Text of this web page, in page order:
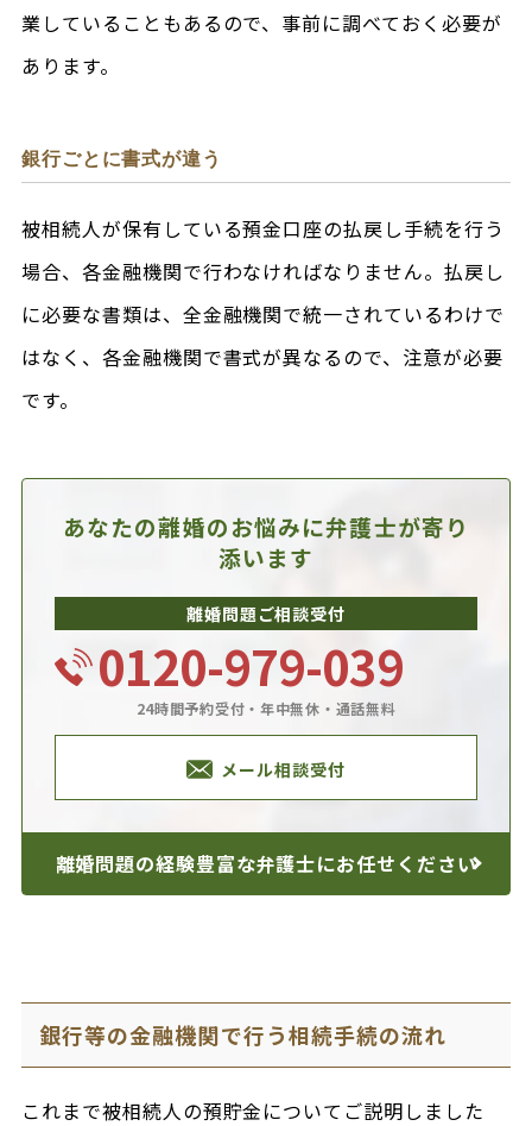
業していることもあるので、事前に調べておく必要が
あります。
銀行ごとに書式が違う
被相続人が保有している預金口座の払戻し手続を行う
場合、各金融機関で行わなければなりません。払戻し
に必要な書類は、全金融機関で統一されているわけで
はなく、各金融機関で書式が異なるので、注意が必要
です。
あなたの離婚のお悩みに弁護士が寄り
添います
離婚問題ご相談受付
0120-979-039
24時間予約受付・年中無休・通話無料
メール相談受付
離婚問題の経験豊富な弁護士にお任せください
銀行等の金融機関で行う相続手続の流れ
これまで被相続人の預貯金についてご説明しました